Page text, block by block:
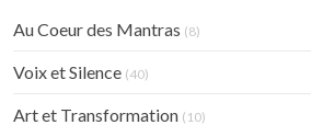
Au Coeur des Mantras (8)
Voix et Silence (40)
Art et Transformation (10)